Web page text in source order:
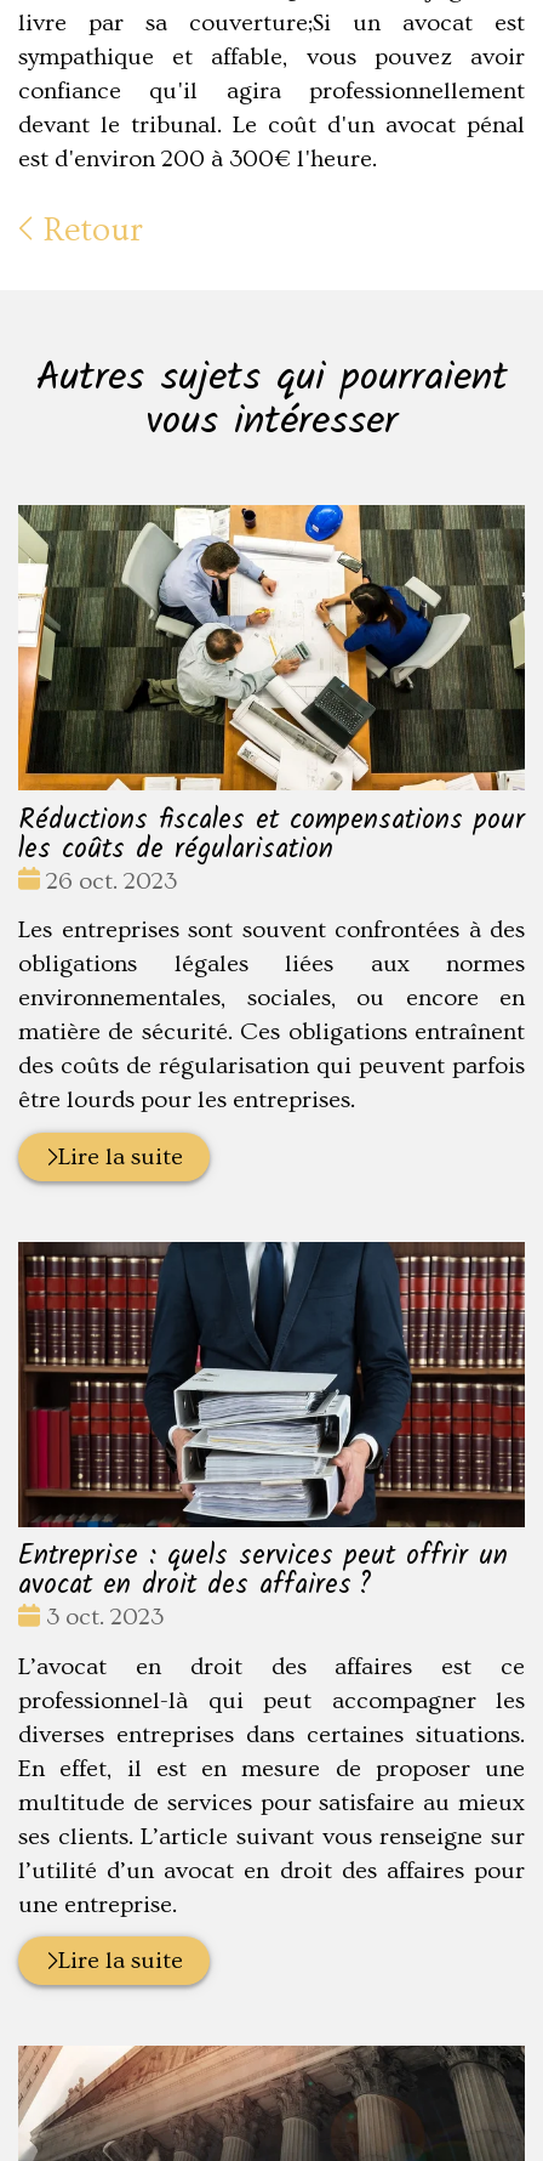
livre par sa couverture;Si un avocat est
sympathique et affable, vous pouvez avoir
confiance qu'il agira professionnellement
devant le tribunal. Le coût d'un avocat pénal
est d'environ 200 à 300€ l'heure.
Retour
Autres sujets qui pourraient
vous intéresser
Réductions fiscales et compensations pour
les coûts de régularisation
Date
26 oct. 2023
Les entreprises sont souvent confrontées à des
obligations légales liées aux normes
environnementales, sociales, ou encore en
matière de sécurité. Ces obligations entraînent
des coûts de régularisation qui peuvent parfois
être lourds pour les entreprises.
Lire la suite
Entreprise : quels services peut offrir un
avocat en droit des affaires ?
Date
3 oct. 2023
L’avocat en droit des affaires est ce
professionnel-là qui peut accompagner les
diverses entreprises dans certaines situations.
En effet, il est en mesure de proposer une
multitude de services pour satisfaire au mieux
ses clients. L’article suivant vous renseigne sur
l’utilité d’un avocat en droit des affaires pour
une entreprise.
Lire la suite